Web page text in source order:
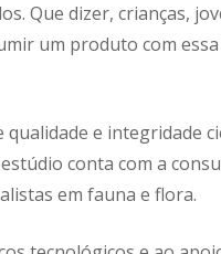
Que dizer, crianças,
um produto com essa
qualidade e integridade
conta com a
em fauna e flora.